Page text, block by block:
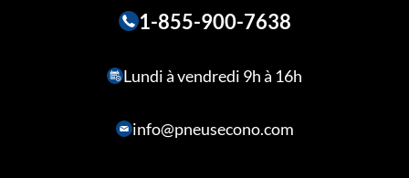
1-855-900-7638
Lundi à vendredi 9h à 16h
info@pneusecono.com